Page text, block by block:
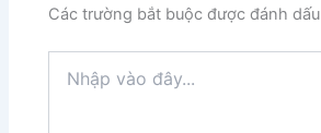
Các trường bắt buộc được đánh dấu
vào